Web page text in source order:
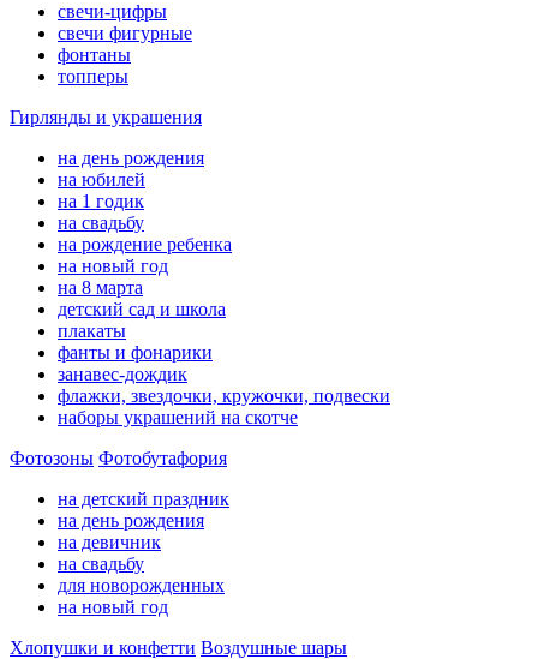
свечи-цифры
свечи фигурные
фонтаны
топперы
Гирлянды и украшения
на день рождения
на юбилей
на 1 годик
на свадьбу
на рождение ребенка
на новый год
на 8 марта
детский сад и школа
плакаты
фанты и фонарики
занавес-дождик
флажки, звездочки, кружочки, подвески
наборы украшений на скотче
Фотозоны Фотобутафория
на детский праздник
на день рождения
на девичник
на свадьбу
для новорожденных
на новый год
Хлопушки и конфетти Воздушные шары